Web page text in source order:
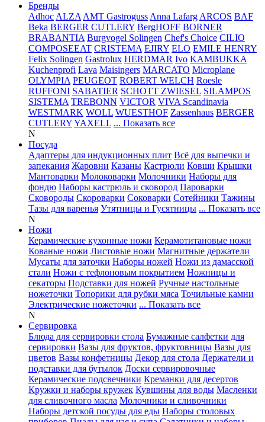
Бренды
Adhoc ALZA AMT Gastroguss Anna Lafarg ARCOS BAF
Beka BERGER CUTLERY BergHOFF BORNER
BRABANTIA Burgvogel Solingen Chef's Choice CILIO
COMPOSEEAT CRISTEMA EJIRY ELO EMILE HENRY
Felix Solingen Gastrolux HERDMAR Ivo KAMBUKKA
Kuchenprofi Lava Maisingers MARCATO Microplane
OLYMPIA PEUGEOT ROBERT WELCH Roesle
RUFFONI SABATIER SCHOTT ZWIESEL SILAMPOS
SISTEMA TREBONN VICTOR VIVA Scandinavia
WESTMARK WOLL WUESTHOF Zassenhaus BERGER
CUTLERYYAXELL ... Показать все
N
Посуда
Адаптеры для индукционных плит Всё для выпечки и
запекания Жаровни Казаны Кастрюли Ковши Крышки
Мантоварки Молоковарки Молочники Наборы для
фондю Наборы кастрюль и сковород Пароварки
Сковороды Скороварки Соковарки Сотейники Тажины
Тазы для варенья Утятницы и Гусятницы ... Показать все
N
Ножи
Керамические кухонные ножи Керамотитановые ножи
Кованые ножи Листовые ножи Магнитные держатели
Мусаты для заточки Наборы ножей Ножи из дамасской
стали Ножи с тефлоновым покрытием Ножницы и
секаторы Подставки для ножей Ручные настольные
ножеточки Топорики для рубки мяса Точильные камни
Электрические ножеточки ... Показать все
N
Сервировка
Блюда для сервировки стола Бумажные салфетки для
сервировки Вазы для фруктов, фруктовницы Вазы для
цветов Вазы конфетницы Декор для стола Держатели и
подставки для бутылок Доски сервировочные
Керамические подсвечники Креманки для десертов
Кружки и наборы кружек Кувшины для воды Масленки
для сливочного масла Молочники и сливочники
Наборы детской посуды для еды Наборы столовых